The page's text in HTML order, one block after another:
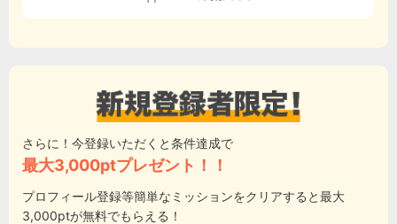
さらに！今登録いただくと条件達成で
最大3,000ptプレゼント！！
プロフィール登録等簡単なミッションをクリアすると最大
3,000ptが無料でもらえる！